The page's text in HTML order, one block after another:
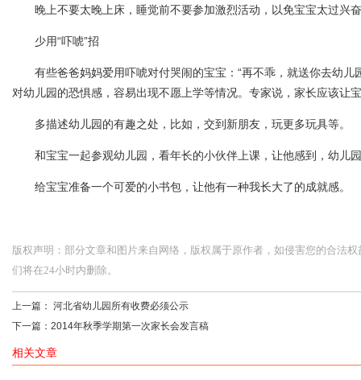
晚上不要太晚上床，睡觉前不要参加激烈活动，以免宝宝太过兴
少用“吓唬”招
有些爸爸妈妈爱用吓唬对付哭闹的宝宝：“再不乖，就送你去幼儿
对幼儿园的恐惧感，容易出现不愿上学等情况。专家说，家长应该让
多描述幼儿园的有趣之处，比如，交到新朋友，玩更多玩具等。
和宝宝一起参观幼儿园，看年长的小伙伴上课，让他感到，幼儿
给宝宝准备一个可爱的小书包，让他有一种我长大了的成就感。
版权声明：部分文章和图片来自网络，版权属于原作者，如侵害您的合法
们将在24小时内删除。
上一篇： 河北省幼儿园所有收费必须公示
下一篇： 2014年秋季学期第一次家长会发言稿
相关文章